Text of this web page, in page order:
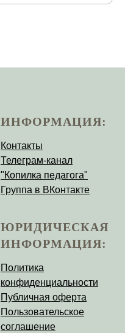
ИНФОРМАЦИЯ:
Контакты
Телеграм-канал
"Копилка педагога"
Группа в ВКонтакте
ЮРИДИЧЕСКАЯ
ИНФОРМАЦИЯ:
Политика
конфиденциальности
Публичная оферта
Пользовательское
соглашение